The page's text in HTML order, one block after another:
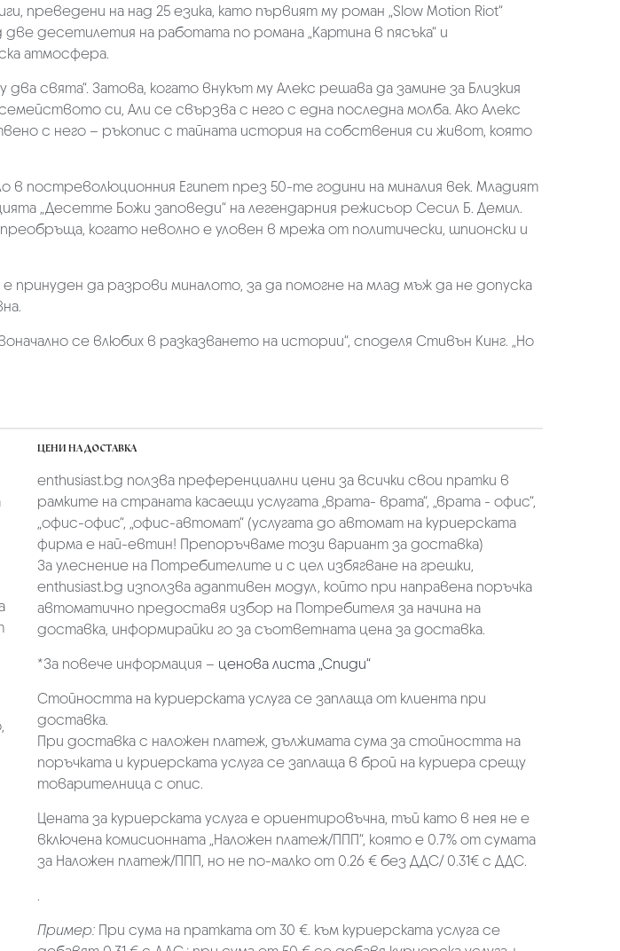
на над 25 езика, като първият му роман „Slow Motion Riot“
десетилетия на работата по романа „Картина в пясъка“ и
атмосфера.
свята“. Затова, когато внукът му Алекс решава да замине за Близкия
си, Али се свързва с него с една последна молба. Ако Алекс
с него – ръкопис с тайната история на собствения си живот, която
в постреволюционния Египет през 50-те години на миналия век. Младият
„Десетте Божи заповеди“ на легендарния режисьор Сесил Б. Демил.
когато неволно е уловен в мрежа от политически, шпионски и
принуден да разрови миналото, за да помогне на млад мъж да не допуска
се влюбих в разказването на истории“, споделя Стивън Кинг. „Но
ЦЕНИ НА ДОСТАВКА
enthusiast.bg ползва преференциални цени за всички свои пратки в
рамките на страната касаещи услугата „врата- врата“, „врата - офис“,
„oфис-офис“, „офис-автомат“ (услугата до автомат на куриерската
фирма е най-евтин! Препоръчваме този вариант за доставка)
За улеснение на Потребителите и с цел избягване на грешки,
enthusiast.bg използва адаптивен модул, който при направена поръчка
автоматично предоставя избор на Потребителя за начина на
доставка, информирайки го за съответната цена за доставка.
*За повече информация – ценова листа „Спиди“
Стойността на куриерската услуга се заплаща от клиента при
доставка.
При доставка с наложен платеж, дължимата сума за стойността на
поръчката и куриерската услуга се заплаща в брой на куриера срещу
товарителница с опис.
Цената за куриерската услуга е ориентировъчна, тъй като в нея не е
включена комисионната „Наложен платеж/ППП“, която е 0.7% от сумата
за Наложен платеж/ППП, но не по-малко от 0.26 € без ДДС/ 0.31€ с ДДС.
.
Пример: При сума на пратката от 30 €. към куриерската услуга се